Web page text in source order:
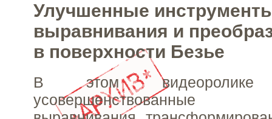
Улучшенные
выравнивания и
в поверхности Безье
В этом видеоролике
усовершенствованные